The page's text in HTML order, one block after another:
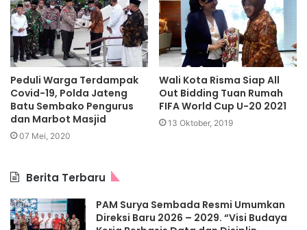
Peduli Warga Terdampak
Covid-19, Polda Jateng
Batu Sembako Pengurus
dan Marbot Masjid
07 Mei, 2020
Wali Kota Risma Siap All
Out Bidding Tuan Rumah
FIFA World Cup U-20 2021
13 Oktober, 2019
Berita Terbaru
PAM Surya Sembada Resmi Umumkan
Direksi Baru 2026 – 2029. “Visi Budaya